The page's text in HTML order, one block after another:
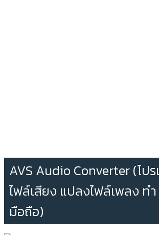
AVS Audio Converter (โป
ไฟล์เสียง แปลงไฟล์เพลง ท
มือถือ)